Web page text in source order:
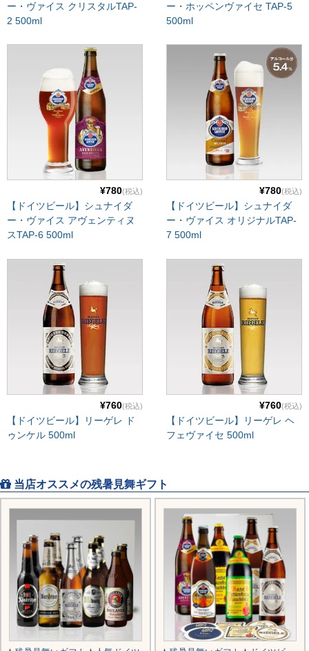
ー・ヴァイス クリスタルTAP-
2 500ml
ー・ホッペンヴァイセ TAP-5
500ml
¥780(税込)
【ドイツビール】シュナイダ
ー・ヴァイス アヴェンティヌ
スTAP-6 500ml
¥780(税込)
【ドイツビール】シュナイダ
ー・ヴァイス オリジナルTAP-
7 500ml
¥760(税込)
【ドイツビール】リーゲレ ド
ゥンケル 500ml
¥760(税込)
【ドイツビール】リーゲレ ヘ
フェヴァイセ 500ml
当店オススメの残暑見舞ギフト